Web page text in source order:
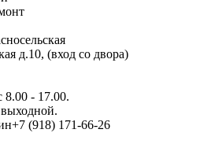
д.10, (вход со двора)
- 17.00.
+7 (918) 171-66-26